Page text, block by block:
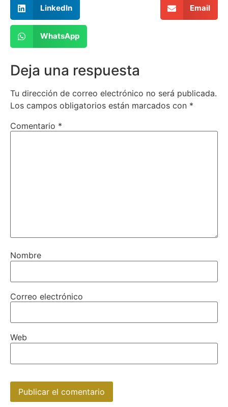
LinkedIn Email
WhatsApp
Deja una respuesta
Tu dirección de correo electrónico no será publicada.
Los campos obligatorios están marcados con *
Comentario *
Nombre
Correo electrónico
Web